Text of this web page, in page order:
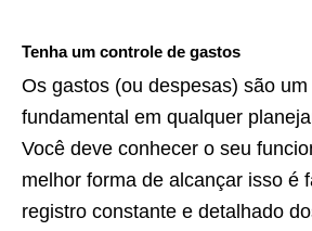
Tenha um controle de gastos
Os gastos (ou despesas) são
fundamental em qualquer
Você deve conhecer o seu
melhor forma de alcançar isso é
registro constante e detalhado